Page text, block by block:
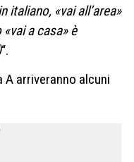
italiano, «vai all’area»
a casa» è
“.
A arriveranno alcuni